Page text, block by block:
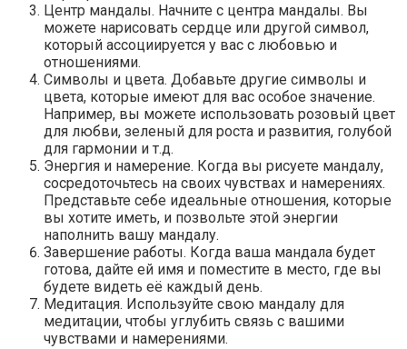
Центр мандалы. Начните с центра мандалы. Вы
можете нарисовать сердце или другой символ,
который ассоциируется у вас с любовью и
отношениями.
Символы и цвета. Добавьте другие символы и
цвета, которые имеют для вас особое значение.
Например, вы можете использовать розовый цвет
для любви, зеленый для роста и развития, голубой
для гармонии и т.д.
Энергия и намерение. Когда вы рисуете мандалу,
сосредоточьтесь на своих чувствах и намерениях.
Представьте себе идеальные отношения, которые
вы хотите иметь, и позвольте этой энергии
наполнить вашу мандалу.
Завершение работы. Когда ваша мандала будет
готова, дайте ей имя и поместите в место, где вы
будете видеть её каждый день.
Медитация. Используйте свою мандалу для
медитации, чтобы углубить связь с вашими
чувствами и намерениями.